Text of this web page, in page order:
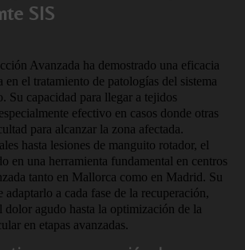
SIS
Avanzada ha demostrado una eficacia
en el tratamiento de patologías del sistema
Su capacidad para llegar a tejidos
efectivo en casos donde otras
para alcanzar la zona afectada.
hasta lesiones de manguito rotador, el
en una herramienta fundamental en centros
tanto en Mallorca como en Madrid. Su
adaptarlo a cada fase de la recuperación,
dolor agudo hasta la optimización de la
en etapas avanzadas.